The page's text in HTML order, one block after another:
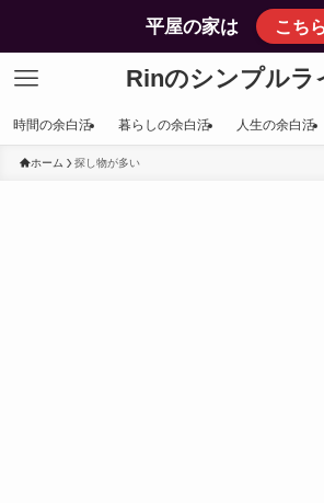
平屋の家は こちら
Rinのシンプルラ
時間の余白活 暮らしの余白活 人生の余白活
ホーム 探し物が多い